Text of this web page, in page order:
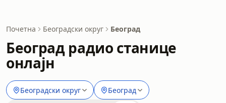
Почетна Београдски округ Београд
Београд радио станице
онлајн
Београдски округ Београд